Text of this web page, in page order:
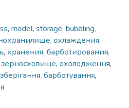
, model, storage, bubbling,
, охлаждения,
, хранения, барботирования,
зерносховище, охолодження,
зберігання, барботування,